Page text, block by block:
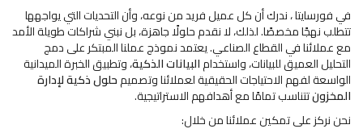
في فورسايتا ، ندرك أن كل عميل فريد من نوعه، وأن التحديات التي يواجهها
تتطلب نهجًا مخصصًا. لذلك، لا نقدم حلولًا جاهزة، بل نبني شراكات طويلة الأمد
مع عملائنا في القطاع الصناعي. يعتمد نموذج عملنا المبتكر على دمج
التحليل العميق للبيانات، واستخدامالبيانات الذكية، وتطبيق الخبرة الميدانية
الواسعة لفهم الاحتياجات الحقيقية لعملائنا وتصميمحلول ذكية لإدارة
المخزونتتناسب تمامًا مع أهدافهم الاستراتيجية.
نحن نركز على تمكين عملائنا من خلال: